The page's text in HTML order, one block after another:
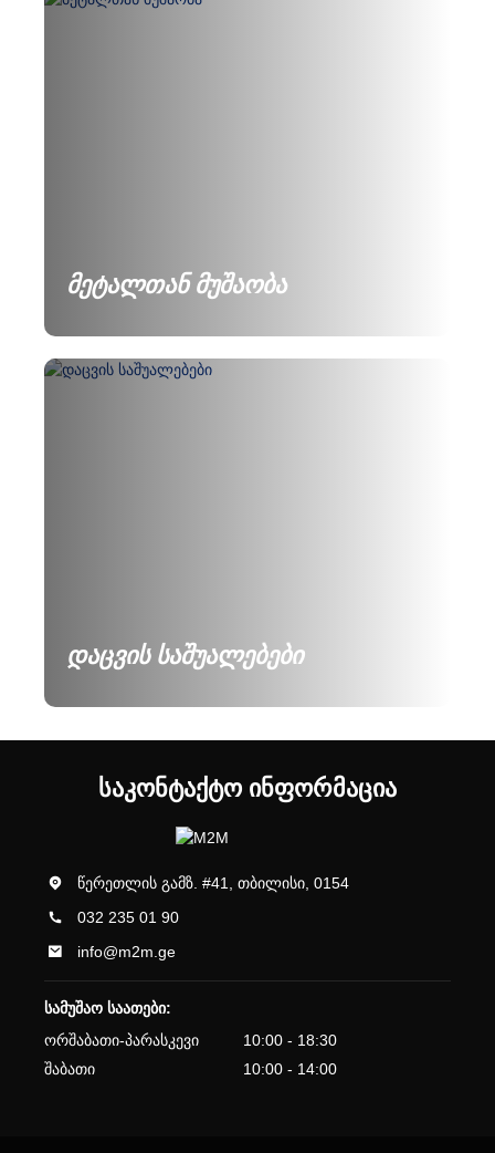
მეტალთან მუშაობა
დაცვის საშუალებები
ᲡᲐᲙᲝᲜᲢᲐᲥᲢᲝ ᲘᲜᲤᲝᲠᲛᲐᲪᲘᲐ
წერეთლის გამზ. #41, თბილისი, 0154
032 235 01 90
info@m2m.ge
სამუშაო საათები:
ორშაბათი-პარასკევი
10:00 - 18:30
შაბათი
10:00 - 14:00